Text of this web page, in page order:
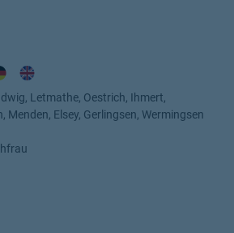
Letmathe, Oestrich, Ihmert,
Menden, Elsey, Gerlingsen, Wermingsen